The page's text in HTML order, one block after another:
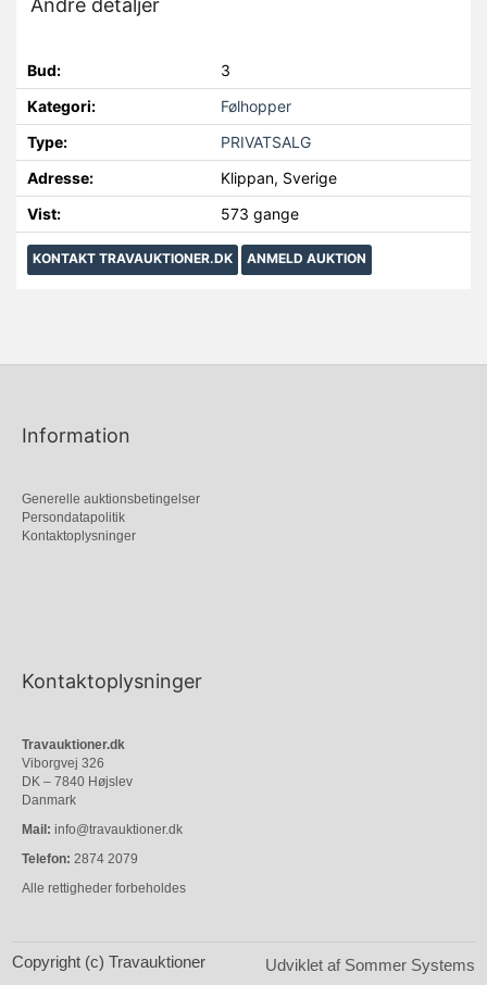
Andre detaljer
Bud:
3
Kategori:
Følhopper
Type:
PRIVATSALG
Adresse:
Klippan, Sverige
Vist:
573 gange
KONTAKT TRAVAUKTIONER.DK ANMELD AUKTION
Information
Generelle auktionsbetingelser
Persondatapolitik
Kontaktoplysninger
Kontaktoplysninger
Travauktioner.dk
Viborgvej 326
DK – 7840 Højslev
Danmark
Mail: info@travauktioner.dk
Telefon: 2874 2079
Alle rettigheder forbeholdes
Copyright (c) Travauktioner Udviklet af Sommer Systems